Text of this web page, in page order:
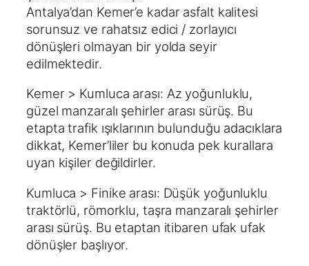
Antalya’dan Kemer’e kadar asfalt kalitesi
sorunsuz ve rahatsız edici / zorlayıcı
dönüşleri olmayan bir yolda seyir
edilmektedir.
Kemer > Kumluca arası: Az yoğunluklu,
güzel manzaralı şehirler arası sürüş. Bu
etapta trafik ışıklarının bulunduğu adacıklara
dikkat, Kemer’liler bu konuda pek kurallara
uyan kişiler değildirler.
Kumluca > Finike arası: Düşük yoğunluklu
traktörlü, römorklu, taşra manzaralı şehirler
arası sürüş. Bu etaptan itibaren ufak ufak
dönüşler başlıyor.